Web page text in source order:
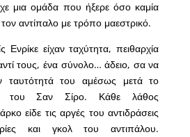
μια ομάδα που ήξερε όσο καμία
αντίπαλο με τρόπο μαεστρικό.
Ενρίκε είχαν ταχύτητα, πειθαρχία
τους, ένα σύνολο… άδειο, σα να
ταυτότητά του αμέσως μετά το
3 του Σαν Σίρο. Κάθε λάθος
είδε τις αργές του αντιδράσεις
και γκολ του αντιπάλου.